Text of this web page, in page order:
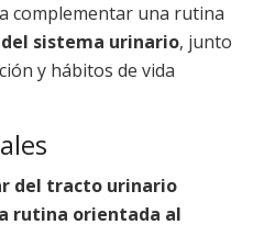
complementar una rutina
sistema urinario, junto
y hábitos de vida
del tracto urinario
rutina orientada al